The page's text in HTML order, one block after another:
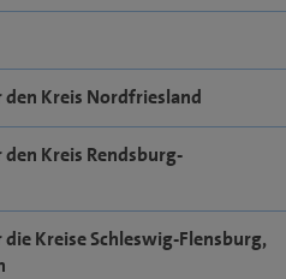
Kreis Nordfriesland
Kreis Rendsburg-
Kreise Schleswig-Flensburg,